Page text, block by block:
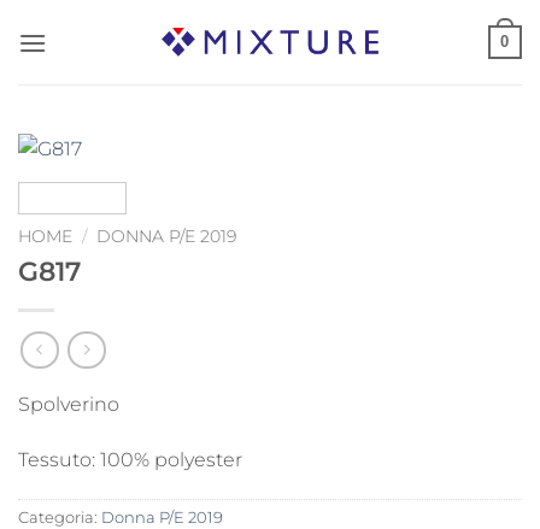
0
HOME / DONNA P/E 2019
G817
Spolverino
Tessuto: 100% polyester
Categoria: Donna P/E 2019